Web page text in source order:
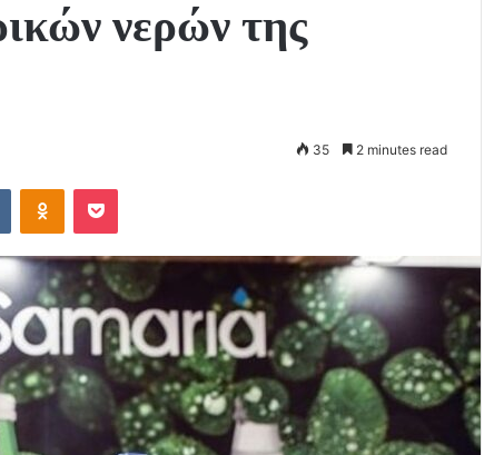
νερών της
35 2 minutes read
VKontakteOdnoklassniki
Pocket